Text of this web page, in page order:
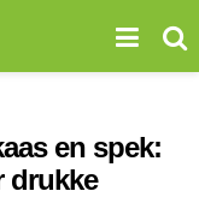
en spek:
drukke